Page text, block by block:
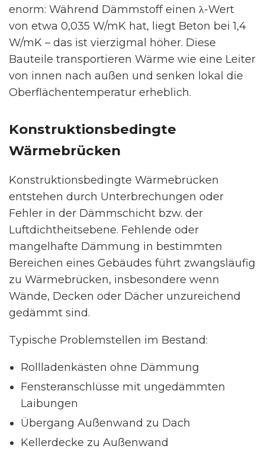
enorm: Während Dämmstoff einen λ-Wert
von etwa 0,035 W/mK hat, liegt Beton bei 1,4
W/mK – das ist vierzigmal höher. Diese
Bauteile transportieren Wärme wie eine Leiter
von innen nach außen und senken lokal die
Oberflächentemperatur erheblich.
Konstruktionsbedingte
Wärmebrücken
Konstruktionsbedingte Wärmebrücken
entstehen durch Unterbrechungen oder
Fehler in der Dämmschicht bzw. der
Luftdichtheitsebene. Fehlende oder
mangelhafte Dämmung in bestimmten
Bereichen eines Gebäudes führt zwangsläufig
zu Wärmebrücken, insbesondere wenn
Wände, Decken oder Dächer unzureichend
gedämmt sind.
Typische Problemstellen im Bestand:
Rollladenkästen ohne Dämmung
Fensteranschlüsse mit ungedämmten
Laibungen
Übergang Außenwand zu Dach
Kellerdecke zu Außenwand